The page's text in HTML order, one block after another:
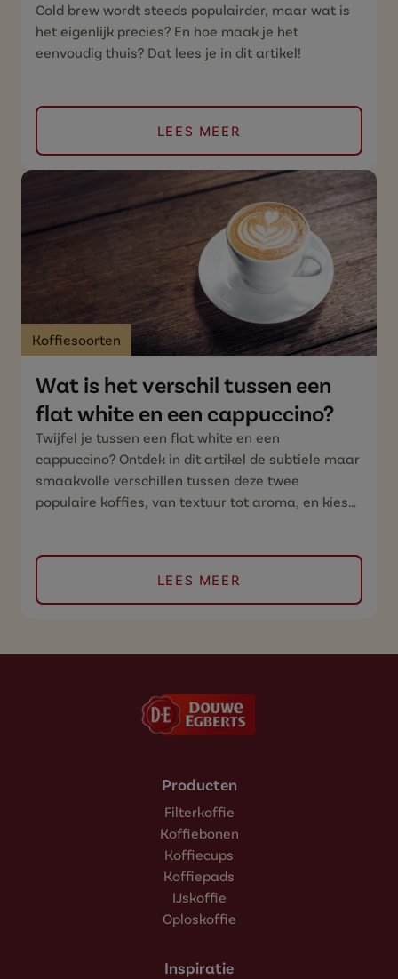
Cold brew wordt steeds populairder, maar wat is
het eigenlijk precies? En hoe maak je het
eenvoudig thuis? Dat lees je in dit artikel!
LEES MEER
Koffiesoorten
Wat is het verschil tussen een
flat white en een cappuccino?
Twijfel je tussen een flat white en een
cappuccino? Ontdek in dit artikel de subtiele maar
smaakvolle verschillen tussen deze twee
populaire koffies, van textuur tot aroma, en kies
LEES MEER
Producten
Filterkoffie
Koffiebonen
Koffiecups
Koffiepads
IJskoffie
Oploskoffie
Inspiratie